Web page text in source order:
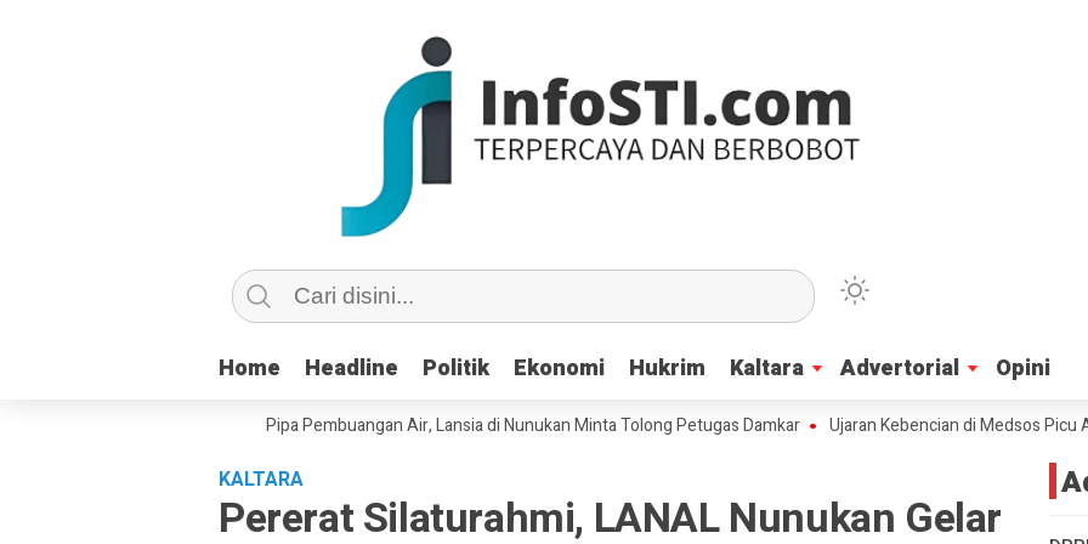
Home Headline Politik Ekonomi Hukrim Kaltara Advertorial Opini
Home Headline Politik Ekonomi Hukrim Kaltara Advertorial Opini
dan Masuk Saluran Pipa Pembuangan Air, Lansia di Nunukan Minta Tolong Petugas Damkar Ujaran Kebencian di Medsos Picu Amarah
KALTARA
Pererat Silaturahmi, LANAL Nunukan Gelar